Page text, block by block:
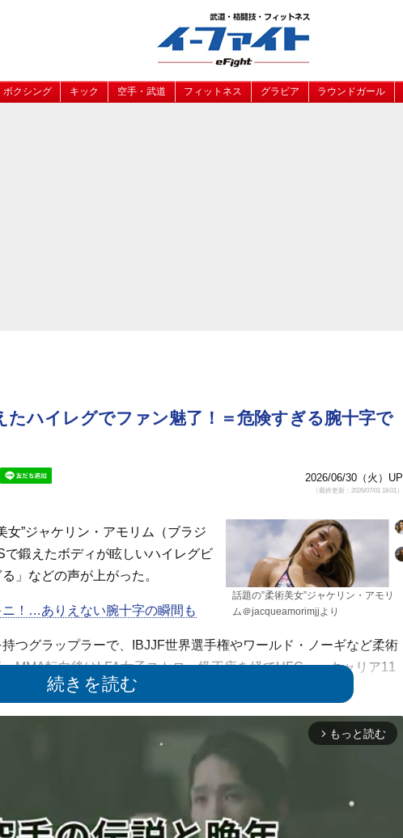
ボクシング キック 空手・武道 フィットネス グラビア ラウンドガール
たハイレグでファン魅了！＝危険すぎる腕十字で
2026/06/30（火）UP
（最終更新：2026/07/01 18:01）
話題の”柔術美女”ジャケリン・アモリ
ム＠jacqueamorimjjより
”ジャケリン・アモリム（ブラジ
鍛えたボディが眩しいハイレグビ
」などの声が上がった。
ニ！…ありえない腕十字の瞬間も
つグラップラーで、IBJJF世界選手権やワールド・ノーギなど柔術
MMA転向後はLFA女子ストロー級王座を経てUFCへ。キャリア11
によるものだ。
5月の再起戦でロマ・ルックブンミ
アモリムがルックブンミーの腕を伸
弓なりに曲がり、このフィニッシュ
arrow_forward_ios もっと読む